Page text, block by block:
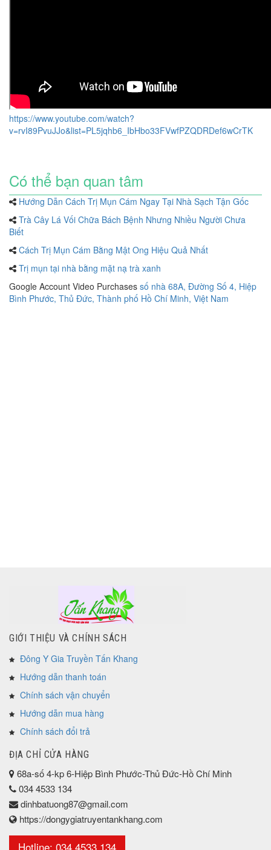
https://www.youtube.com/watch?
v=rvI89PvuJJo&list=PL5jqhb6_IbHbo33FVwfPZQDRDef6wCrTK
Có thể bạn quan tâm
Hướng Dẫn Cách Trị Mụn Cám Ngay Tại Nhà Sạch Tận Gốc
Trà Cây Lá Vối Chữa Bách Bệnh Nhưng Nhiều Người Chưa
Biết
Cách Trị Mụn Cám Bằng Mật Ong Hiệu Quả Nhất
Trị mụn tại nhà bằng mặt nạ trà xanh
Google Account Video Purchases số nhà 68A, Đường Số 4, Hiệp
Bình Phước, Thủ Đức, Thành phố Hồ Chí Minh, Việt Nam
GIỚI THIỆU VÀ CHÍNH SÁCH
Đông Y Gia Truyền Tấn Khang
Hướng dẫn thanh toán
Chính sách vận chuyển
Hướng dẫn mua hàng
Chính sách đổi trả
ĐỊA CHỈ CỬA HÀNG
68a-số 4-kp 6-Hiệp Bình Phước-Thủ Đức-Hồ Chí Minh
034 4533 134
dinhbatuong87@gmail.com
https://dongygiatruyentankhang.com
Hotline: 034 4533 134